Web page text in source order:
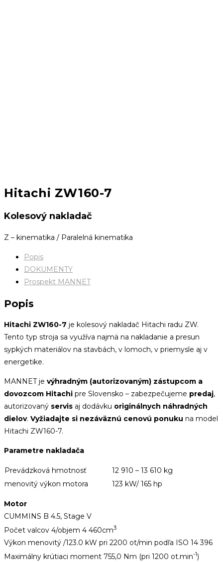
Hitachi ZW160-7
Kolesový nakladač
Z – kinematika / Paralelná kinematika
Popis
DOKUMENTY
Prospekt MANNET
Popis
Hitachi ZW160-7 je kolesový nakladač Hitachi radu ZW.
Tento typ stroja sa využíva najmä na nakladanie a presun
sypkých materiálov na stavbách, v lomoch, v priemysle aj v
energetike.
MANNET je výhradným (autorizovaným) zástupcom a
dovozcom Hitachi pre Slovensko – zabezpečujeme predaj,
autorizovaný servis aj dodávku originálnych náhradných
dielov. Vyžiadajte si nezáväznú cenovú ponuku na model
Hitachi ZW160-7.
Parametre nakladača
Prevádzková hmotnosť
12 910 – 13 610 kg
menovitý výkon motora
123 kW/ 165 hp
Motor
CUMMINS B 4.5, Stage V
Počet valcov 4/objem 4 460cm3
Výkon menovitý /123.0 kW pri 2200 ot/min podľa ISO 14 396
Maximálny krútiaci moment 755,0 Nm (pri 1200 ot.min-1)